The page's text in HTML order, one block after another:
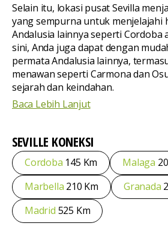
Selain itu, lokasi pusat Sevilla
yang sempurna untuk menjelajahi
Andalusia lainnya seperti Cordoba
sini, Anda juga dapat dengan
permata Andalusia lainnya,
menawan seperti Carmona dan
sejarah dan keindahan.
Baca Lebih Lanjut
SEVILLE KONEKSI
Cordoba 145 Km Malaga
Marbella 210 Km Granada
Madrid 525 Km